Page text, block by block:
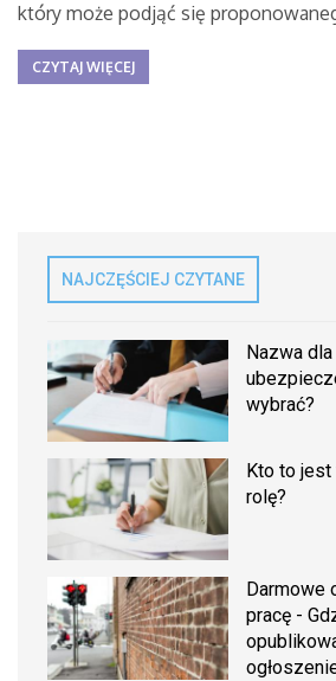
który może podjąć się
CZYTAJ WIĘCEJ
NAJCZĘŚCIEJ CZYTANE
Nazwa
wybrać?
Kto to jest
rolę?
Darmowe
pracę -